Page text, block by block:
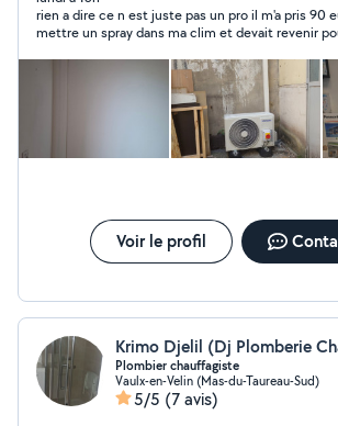
6/7
rien a dire ce n est juste pas un pro il m'a pris 90
mettre un spray dans ma clim et devait revenir
rendes vous loupé très déçu de cette
Voir le profil
Krimo Djelil (Dj Plomberie
Plombier chauffagiste
Vaulx-en-Velin (Mas-du-Taureau-Sud)
5/5 (7 avis)